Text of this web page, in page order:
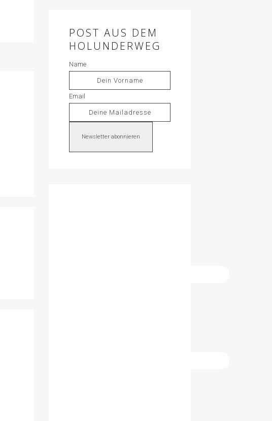
POST AUS DEM
HOLUNDERWEG
Name
Email
Newsletter abonnieren